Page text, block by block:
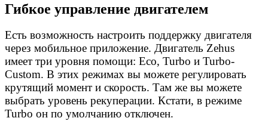
Гибкое управление двигателем
Есть возможность настроить поддержку двигателя
через мобильное приложение. Двигатель Zehus
имеет три уровня помощи: Eco, Turbo и Turbo-
Custom. В этих режимах вы можете регулировать
крутящий момент и скорость. Там же вы можете
выбрать уровень рекуперации. Кстати, в режиме
Turbo он по умолчанию отключен.